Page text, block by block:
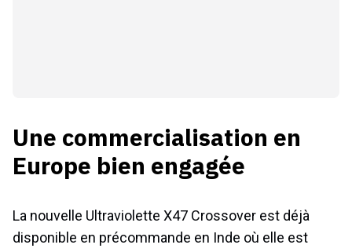
Une commercialisation en
Europe bien engagée
La nouvelle Ultraviolette X47 Crossover est déjà
disponible en précommande en Inde où elle est